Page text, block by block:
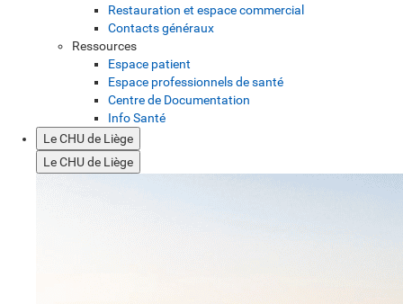
Restauration et espace commercial
Contacts généraux
Ressources
Espace patient
Espace professionnels de santé
Centre de Documentation
Info Santé
Le CHU de Liège
Le CHU de Liège